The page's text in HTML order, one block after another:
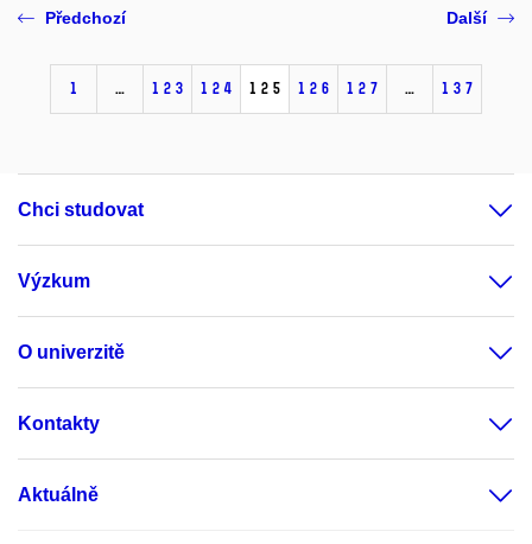
Předchozí
1 … 123 124 125 126 127 … 137
Další
Chci studovat
Výzkum
O univerzitě
Kontakty
Aktuálně